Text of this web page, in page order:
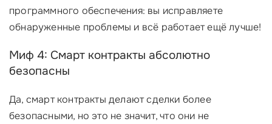
программного обеспечения: вы исправляете
обнаруженные проблемы и всё работает ещё лучше!
Миф 4: Смарт контракты абсолютно
безопасны
Да, смарт контракты делают сделки более
безопасными, но это не значит, что они не